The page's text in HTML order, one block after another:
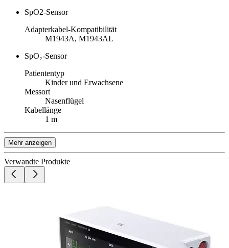
SpO2-Sensor
Adapterkabel-Kompatibilität
M1943A, M1943AL
SpO₂-Sensor
Patiententyp
Kinder und Erwachsene
Messort
Nasenflügel
Kabellänge
1 m
Mehr anzeigen
Verwandte Produkte